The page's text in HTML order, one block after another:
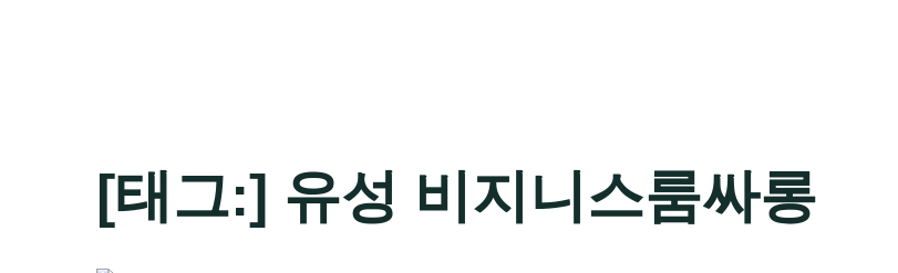
[태그:] 유성 비지니스룸싸롱